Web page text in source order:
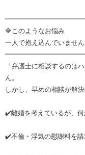
🔷このようなお悩み
一人で抱え込んでいません
「弁護士に相談するのは
ん。
しかし、早めの相談が解決
✔️離婚を考えているが、
✔️不倫・浮気の慰謝料を請